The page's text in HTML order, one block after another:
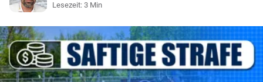
Lesezeit: 3 Min